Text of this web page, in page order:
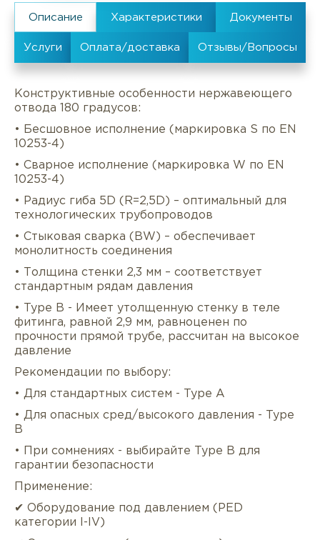
Описание Характеристики
Услуги Оплата/доставка Отзывы/
Конструктивные особенности нержавеющего
отвода 180 градусов:
• Бесшовное исполнение (маркировка S по EN
10253-4)
• Сварное исполнение (маркировка W по EN
10253-4)
• Радиус гиба 5D (R=2,5D) – оптимальный для
технологических трубопроводов
• Стыковая сварка (BW) – обеспечивает
монолитность соединения
• Толщина стенки 2,3 мм – соответствует
стандартным рядам давления
• Type B - Имеет утолщенную стенку в теле
фитинга, равной 2,9 мм, равноценен по
прочности прямой трубе, рассчитан на высокое
давление
Рекомендации по выбору:
• Для стандартных систем - Type A
• Для опасных сред/высокого давления - Type
B
• При сомнениях - выбирайте Type B для
гарантии безопасности
Применение:
✔ Оборудование под давлением (PED
категории I-IV)